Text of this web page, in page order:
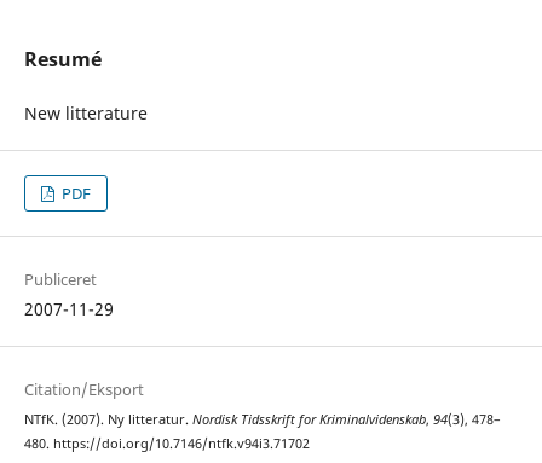
Resumé
New litterature
PDF
Publiceret
2007-11-29
Citation/Eksport
NTfK. (2007). Ny litteratur. Nordisk Tidsskrift for Kriminalvidenskab, 94(3), 478–
480. https://doi.org/10.7146/ntfk.v94i3.71702